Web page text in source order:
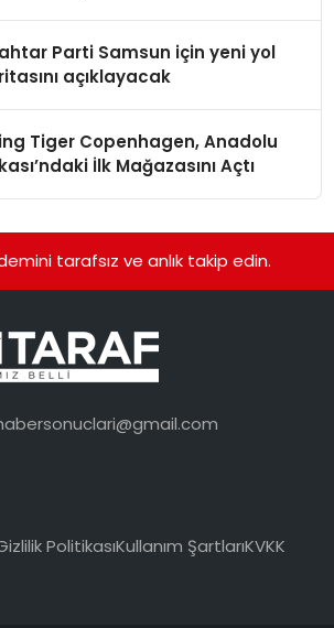
Parti Samsun için yeni yol
açıklayacak
Tiger Copenhagen, Anadolu
İlk Mağazasını Açtı
tarafsız ve anlık takip edin.
PolitikasıKullanım ŞartlarıKVKK